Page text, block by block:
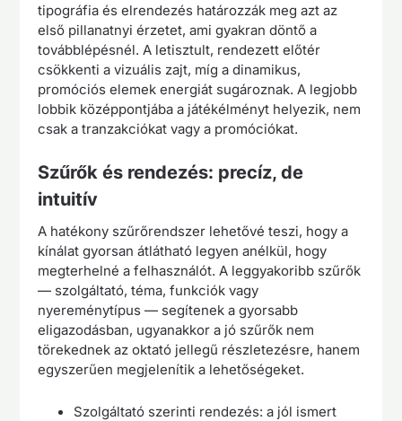
tipográfia és elrendezés határozzák meg azt az
első pillanatnyi érzetet, ami gyakran döntő a
továbblépésnél. A letisztult, rendezett előtér
csökkenti a vizuális zajt, míg a dinamikus,
promóciós elemek energiát sugároznak. A legjobb
lobbik középpontjába a játékélményt helyezik, nem
csak a tranzakciókat vagy a promóciókat.
Szűrők és rendezés: precíz, de
intuitív
A hatékony szűrőrendszer lehetővé teszi, hogy a
kínálat gyorsan átlátható legyen anélkül, hogy
megterhelné a felhasználót. A leggyakoribb szűrők
— szolgáltató, téma, funkciók vagy
nyereménytípus — segítenek a gyorsabb
eligazodásban, ugyanakkor a jó szűrők nem
törekednek az oktató jellegű részletezésre, hanem
egyszerűen megjelenítik a lehetőségeket.
Szolgáltató szerinti rendezés: a jól ismert